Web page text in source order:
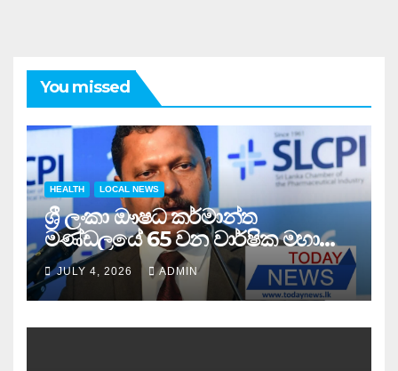
You missed
HEALTH LOCAL NEWS
ශ්‍රී ලංකා ඖෂධ කර්මාන්ත
මණ්ඩලයේ 65 වන වාර්ෂික මහා
සමුළුව සෞඛ්‍ය නියෝජ්‍ය
අමාත්‍යවරයාගේ ප්‍රධානත්වයෙන්……
JULY 4, 2026 ADMIN